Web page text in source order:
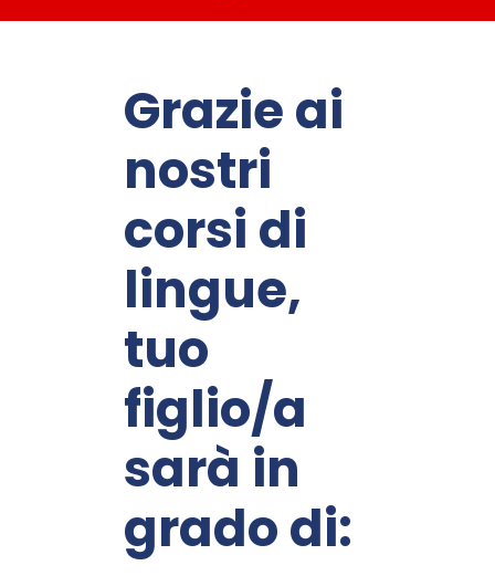
Grazie ai
nostri
corsi di
lingue,
tuo
figlio/a
sarà in
grado di: